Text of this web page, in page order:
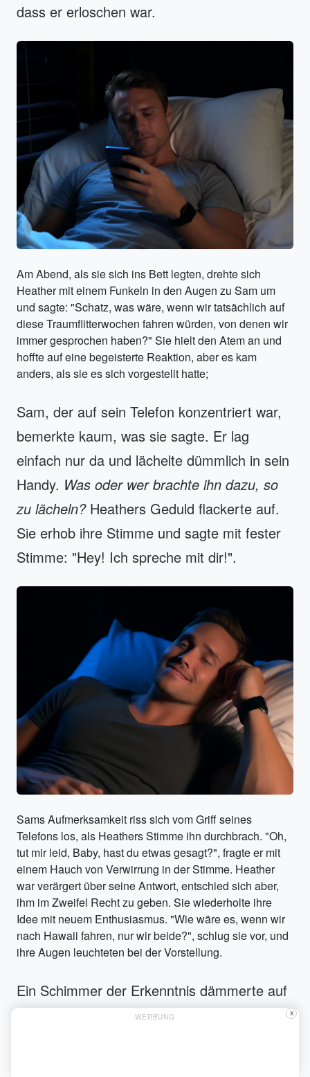
dass er erloschen war.
Am Abend, als sie sich ins Bett legten, drehte sich
Heather mit einem Funkeln in den Augen zu Sam um
und sagte: "Schatz, was wäre, wenn wir tatsächlich auf
diese Traumflitterwochen fahren würden, von denen wir
immer gesprochen haben?" Sie hielt den Atem an und
hoffte auf eine begeisterte Reaktion, aber es kam
anders, als sie es sich vorgestellt hatte;
Sam, der auf sein Telefon konzentriert war,
bemerkte kaum, was sie sagte. Er lag
einfach nur da und lächelte dümmlich in sein
Handy. Was oder wer brachte ihn dazu, so
zu lächeln?Heathers Geduld flackerte auf.
Sie erhob ihre Stimme und sagte mit fester
Stimme: "Hey! Ich spreche mit dir!".
Sams Aufmerksamkeit riss sich vom Griff seines
Telefons los, als Heathers Stimme ihn durchbrach. "Oh,
tut mir leid, Baby, hast du etwas gesagt?", fragte er mit
einem Hauch von Verwirrung in der Stimme. Heather
war verärgert über seine Antwort, entschied sich aber,
ihm im Zweifel Recht zu geben. Sie wiederholte ihre
Idee mit neuem Enthusiasmus. "Wie wäre es, wenn wir
nach Hawaii fahren, nur wir beide?", schlug sie vor, und
ihre Augen leuchteten bei der Vorstellung.
Ein Schimmer der Erkenntnis dämmerte auf
Sams Gesicht, als er sich endlich auf
WERBUNG X